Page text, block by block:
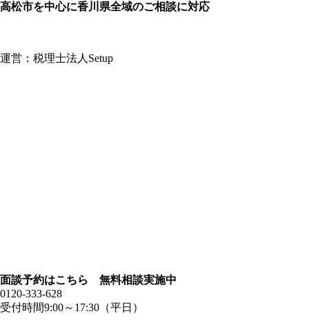
高松市を中心に香川県全域のご相談に対応
運営：税理士法人Setup
面談予約はこちら 無料相談実施中
0120-333-628
受付時間9:00～17:30（平日）